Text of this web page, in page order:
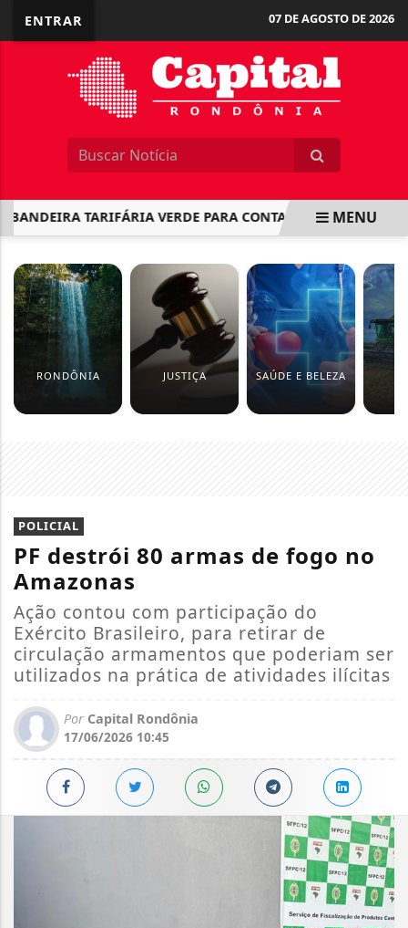
ENTRAR 07 DE AGOSTO DE 2026
TARIFÁRIA VERDE PARA CONTAS DE LUZ EM ABRIL
MENU
RONDÔNIA JUSTIÇA SAÚDE E BELEZA
POLICIAL
PF destrói 80 armas de fogo no
Amazonas
Ação contou com participação do
Exército Brasileiro, para retirar de
circulação armamentos que poderiam ser
utilizados na prática de atividades ilícitas
Por Capital Rondônia
17/06/2026 10:45